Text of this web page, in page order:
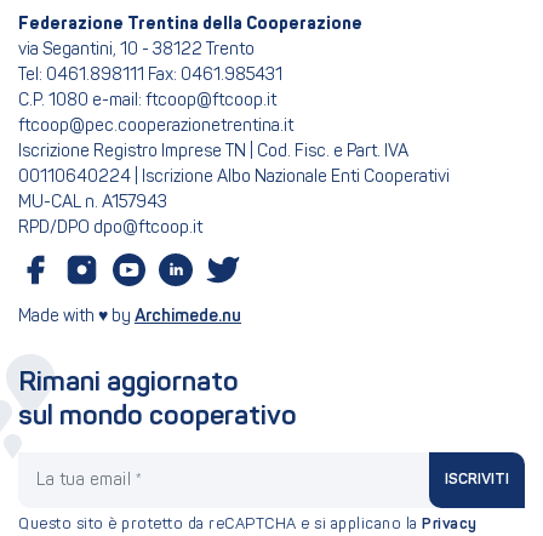
Federazione Trentina della Cooperazione
via Segantini, 10 - 38122 Trento
Tel: 0461.898111 Fax: 0461.985431
C.P. 1080 e-mail: ftcoop@ftcoop.it
ftcoop@pec.cooperazionetrentina.it
Iscrizione Registro Imprese TN | Cod. Fisc. e Part. IVA
00110640224 | Iscrizione Albo Nazionale Enti Cooperativi
MU-CAL n. A157943
RPD/DPO dpo@ftcoop.it
Made with ♥ by Archimede.nu
Rimani aggiornato
sul mondo cooperativo
ISCRIVITI
Questo sito è protetto da reCAPTCHA e si applicano la Privacy